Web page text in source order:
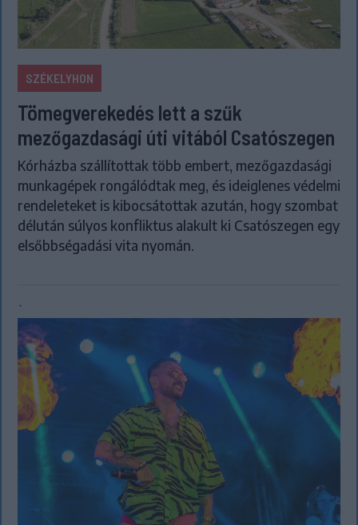
SZÉKELYHON
Tömegverekedés lett a szűk
mezőgazdasági úti vitából Csatószegen
Kórházba szállítottak több embert, mezőgazdasági
munkagépek rongálódtak meg, és ideiglenes védelmi
rendeleteket is kibocsátottak azután, hogy szombat
délután súlyos konfliktus alakult ki Csatószegen egy
elsőbbségadási vita nyomán.
`